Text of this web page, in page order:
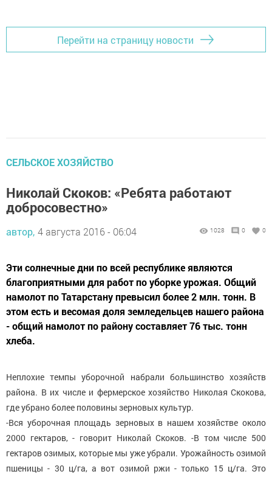
Перейти на страницу новости
СЕЛЬСКОЕ ХОЗЯЙСТВО
Николай Скоков: «Ребята работают
добросовестно»
автор, 4 августа 2016 - 06:04 1028 0 0
Эти солнечные дни по всей республике являются
благоприятными для работ по уборке урожая. Общий
намолот по Татарстану превысил более 2 млн. тонн. В
этом есть и весомая доля земледельцев нашего района
- общий намолот по району составляет 76 тыс. тонн
хлеба.
Неплохие темпы уборочной набрали большинство хозяйств
района. В их числе и фермерское хозяйство Николая Скокова,
где убрано более половины зерновых культур.
-Вся уборочная площадь зерновых в нашем хозяйстве около
2000 гектаров, - говорит Николай Скоков. -В том числе 500
гектаров озимых, которые мы уже убрали. Урожайность озимой
пшеницы - 30 ц/га, а вот озимой ржи - только 15 ц/га. Это